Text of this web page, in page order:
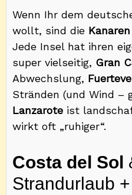
Wenn Ihr dem
wollt, sind die Kanaren
Jede Insel hat ihren
super vielseitig, Gran
Abwechslung,
Stränden (und Wind –
Lanzarote ist
wirkt oft „ruhiger“.
Costa del Sol
Strandurlaub